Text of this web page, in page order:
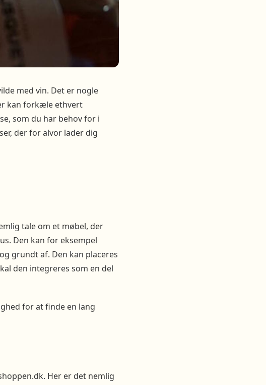
med vin. Det er nogle
kan forkæle ethvert
som du har behov for i
der for alvor lader dig
tale om et møbel, der
Den kan for eksempel
grundt af. Den kan placeres
den integreres som en del
for at finde en lang
Her er det nemlig